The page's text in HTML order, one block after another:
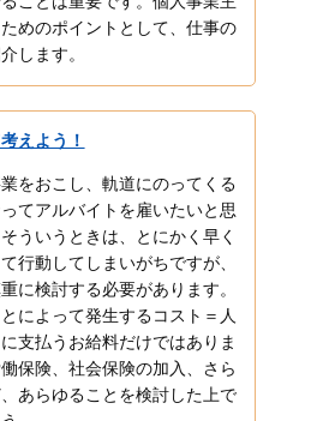
めのポイントとして、仕事の
します。
えよう！
をおこし、軌道にのってくる
てアルバイトを雇いたいと思
ういうときは、とにかく早く
行動してしまいがちですが、
に検討する必要があります。
によって発生するコスト＝人
支払うお給料だけではありま
保険、社会保険の加入、さら
あらゆることを検討した上で